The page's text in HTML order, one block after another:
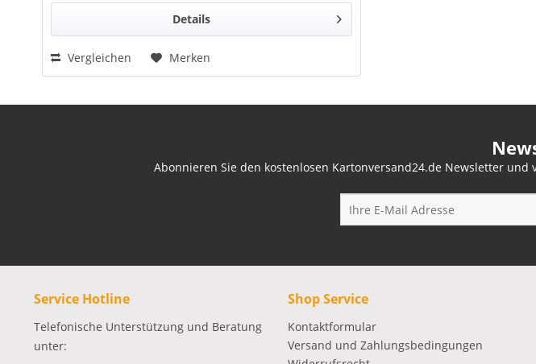
Details
Vergleichen Merken
Abonnieren Sie den kostenlosen Kartonversand24.de Newsletter
Service Hotline
Telefonische Unterstützung und Beratung
unter:
Shop Service
Kontaktformular
Versand und Zahlungsbedingungen